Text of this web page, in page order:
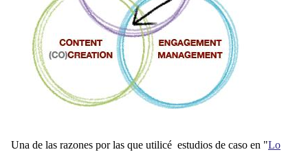
Una de las razones por las que utilicé estudios de caso en "Lo